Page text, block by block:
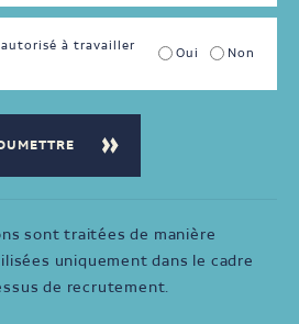
à travailler
Oui Non
sont traitées de manière
uniquement dans le cadre
de recrutement.